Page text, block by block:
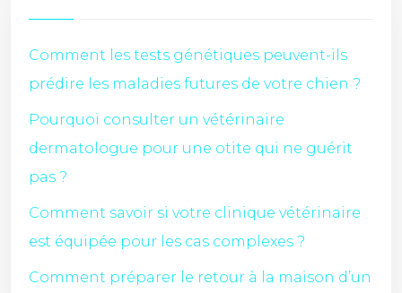
Comment les tests génétiques peuvent-ils
prédire les maladies futures de votre chien ?
Pourquoi consulter un vétérinaire
dermatologue pour une otite qui ne guérit
pas ?
Comment savoir si votre clinique vétérinaire
est équipée pour les cas complexes ?
Comment préparer le retour à la maison d’un